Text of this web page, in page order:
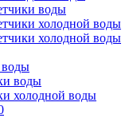
воды
холодной воды
холодной воды
воды
воды
холодной воды